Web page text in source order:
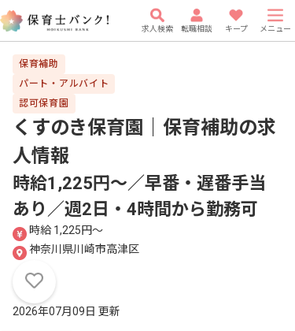
求人検索 転職相談 キープ メニュー
保育補助
パート・アルバイト
認可保育園
くすのき保育園｜保育補助の求
人情報
時給1,225円〜／早番・遅番手当
あり／週2日・4時間から勤務可
時給 1,225円〜
神奈川県川崎市高津区
2026年07月09日 更新